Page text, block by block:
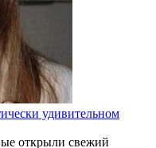
удивительном
открыли свежий